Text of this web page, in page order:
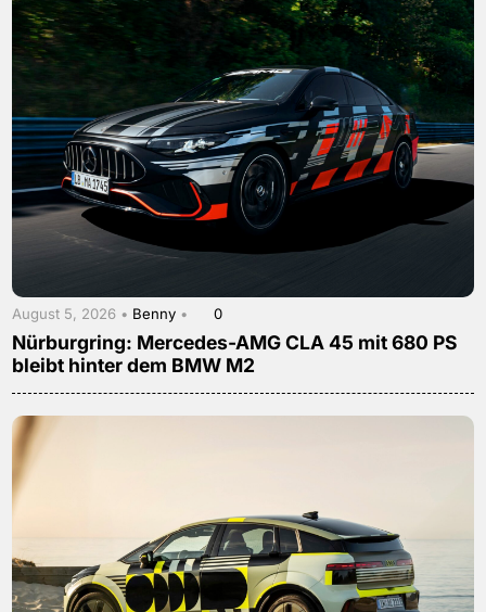
August 5, 2026 • Benny • 0
Nürburgring: Mercedes-AMG CLA 45 mit 680 PS
bleibt hinter dem BMW M2